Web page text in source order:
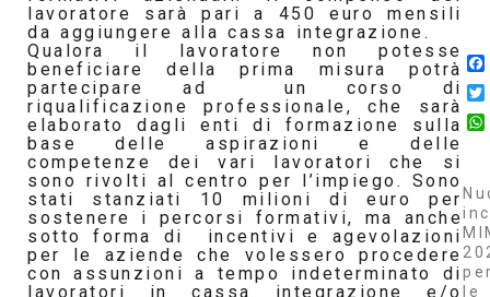
lavoratore sarà pari a 450 euro mensili
da aggiungere alla cassa integrazione.
Qualora il lavoratore non potesse
beneficiare della prima misura potrà
partecipare ad un corso di
riqualificazione professionale, che sarà
elaborato dagli enti di formazione sulla
base delle aspirazioni e delle
competenze dei vari lavoratori che si
sono rivolti al centro per l’impiego. Sono
stati stanziati 10 milioni di euro per
sostenere i percorsi formativi, ma anche
sotto forma di incentivi e agevolazioni
per le aziende che volessero procedere
con assunzioni a tempo indeterminato di
lavoratori in cassa integrazione e/o le